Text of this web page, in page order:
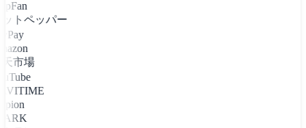
ットペッパー
天市場